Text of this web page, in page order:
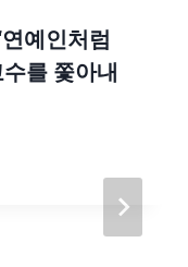
예인처럼
를 쫓아내